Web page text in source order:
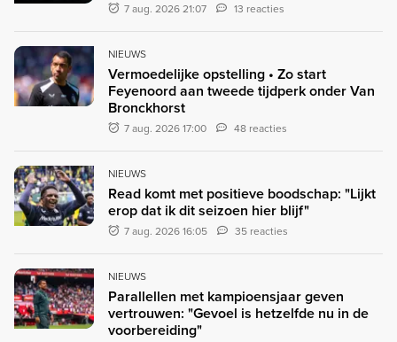
7 aug. 2026 21:07 13 reacties
NIEUWS
Vermoedelijke opstelling • Zo start
Feyenoord aan tweede tijdperk onder Van
Bronckhorst
7 aug. 2026 17:00 48 reacties
NIEUWS
Read komt met positieve boodschap: "Lijkt
erop dat ik dit seizoen hier blijf"
7 aug. 2026 16:05 35 reacties
NIEUWS
Parallellen met kampioensjaar geven
vertrouwen: "Gevoel is hetzelfde nu in de
voorbereiding"